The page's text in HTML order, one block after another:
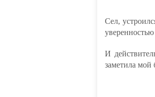
Сел,
И
заметила мой